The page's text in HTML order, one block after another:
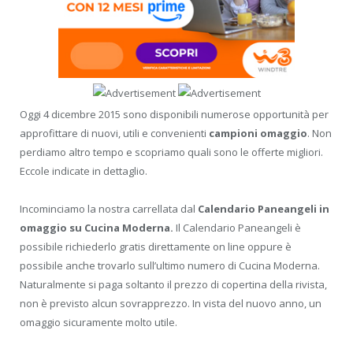
Oggi 4 dicembre 2015 sono disponibili numerose opportunità per
approfittare di nuovi, utili e convenienti campioni omaggio. Non
perdiamo altro tempo e scopriamo quali sono le offerte migliori.
Eccole indicate in dettaglio.
Incominciamo la nostra carrellata dal Calendario Paneangeli in
omaggio su Cucina Moderna. Il Calendario Paneangeli è
possibile richiederlo gratis direttamente on line oppure è
possibile anche trovarlo sull’ultimo numero di Cucina Moderna.
Naturalmente si paga soltanto il prezzo di copertina della rivista,
non è previsto alcun sovrapprezzo. In vista del nuovo anno, un
omaggio sicuramente molto utile.